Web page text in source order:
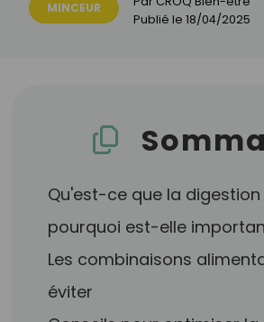
MINCEUR
Publié le 18/04/2025
Qu'est-ce que la digestion
pourquoi est-elle
Les combinaisons
éviter